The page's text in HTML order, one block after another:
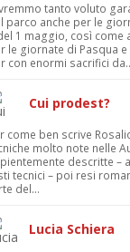
tanto voluto
parco anche per le
1 maggio, così come
le giornate di Pasqua e
con enormi sacrifici
Cui prodest?
come ben scrive
molto note nelle
descritte –
tecnici – poi resi
del...
Lucia Schiera